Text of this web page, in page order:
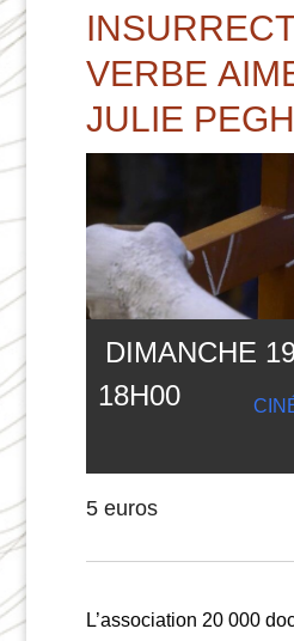
VERBE
JULIE
DIMANCHE
18H00
5 euros
L’association 20 000